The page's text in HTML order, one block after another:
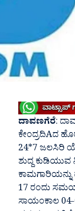
ದಾವಣಗೆರೆ:
ಕೇಂದ್ರದಿAದ
24*7 ಜಲಸಿರಿ
ಶುದ್ದ
17 ರಂದು
ಸಾಯಂಕಾಲ